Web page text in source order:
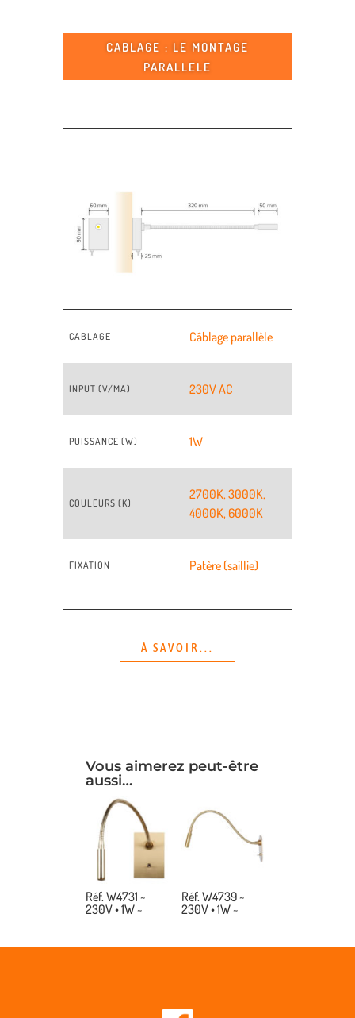
CABLAGE : LE MONTAGE
PARALLELE
CABLAGE Câblage parallèle
INPUT (V/MA) 230V AC
PUISSANCE (W) 1W
COULEURS (K)
2700K,3000K,
4000K,6000K
FIXATION Patère (saillie)
À SAVOIR...
Vous aimerez peut-être
aussi…
Réf. W4731 ~
230V • 1W ~
Réf. W4739 ~
230V • 1W ~